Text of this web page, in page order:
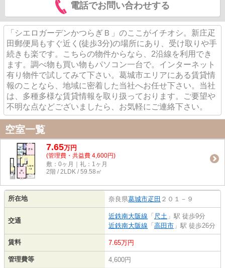
電話でお問い合わせする
「シエロガーデンかつらぎＢ」のここがイチオシ。新庄疋
田郵便局もすぐ近く(徒歩3分)の場所にあり、受け取りや手
続きも楽です。こちらの物件からなら、2沿線を利用でき
ます。調べ物も買い物もパソコン一台で。インターネット
有り物件で試してみて下さい。葛城市エリアにある賃貸情
報のことなら、地域に密着した当社へお任せ下さい。当社
は、多種多様な賃貸情報を取り扱っております。ご要望や
不明な点などございましたら、お気軽にご連絡下さい。
空室一覧
7.65万円
(管理費・共益費 4,600円)
敷：0ヶ月｜礼：1ヶ月
2階 / 2LDK / 59.58㎡
所在地 奈良県葛城市疋田 ２０１－９
交通
近鉄南大阪線 「 尺土 」駅 徒歩9分
近鉄南大阪線 「 高田市 」駅 徒歩26分
賃料 7.65万円
管理費等 4,600円